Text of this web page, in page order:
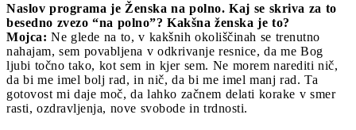
Naslov programa je Ženska na polno. Kaj se skriva za to
besedno zvezo “na polno”? Kakšna ženska je to?
Mojca: Ne glede na to, v kakšnih okoliščinah se trenutno
nahajam, sem povabljena v odkrivanje resnice, da me Bog
ljubi točno tako, kot sem in kjer sem. Ne morem narediti nič,
da bi me imel bolj rad, in nič, da bi me imel manj rad. Ta
gotovost mi daje moč, da lahko začnem delati korake v smer
rasti, ozdravljenja, nove svobode in trdnosti.